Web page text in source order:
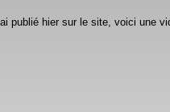
publié hier sur le site, voici une